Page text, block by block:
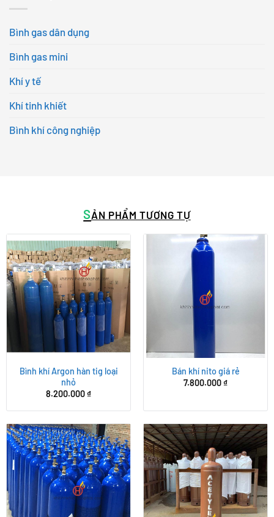
Bình gas dân dụng
Bình gas mini
Khí y tế
Khí tinh khiết
Bình khí công nghiệp
SẢN PHẨM TƯƠNG TỰ
Bình khí Argon hàn tig loại
nhỏ
8.200.000₫
Bán khí nito giá rẻ
7.800.000₫